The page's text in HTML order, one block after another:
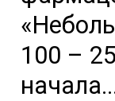
100 –